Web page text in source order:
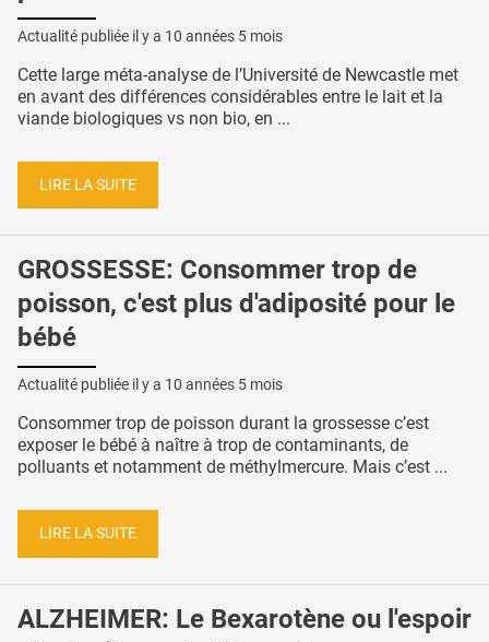
Actualité publiée il y a 10 années 5 mois
Cette large méta-analyse de l’Université de Newcastle met
en avant des différences considérables entre le lait et la
viande biologiques vs non bio, en ...
LIRE LA SUITE
GROSSESSE: Consommer trop de
poisson, c'est plus d'adiposité pour le
bébé
Actualité publiée il y a 10 années 5 mois
Consommer trop de poisson durant la grossesse c’est
exposer le bébé à naître à trop de contaminants, de
polluants et notamment de méthylmercure. Mais c’est ...
LIRE LA SUITE
ALZHEIMER: Le Bexarotène ou l'espoir